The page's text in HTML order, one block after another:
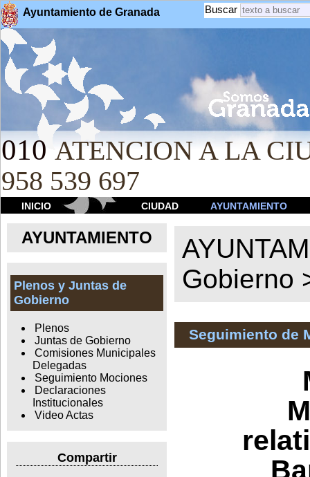
Ayuntamiento de Granada Buscar
010 ATENCION A LA
958 539 697
INICIO CIUDAD AYUNTAMIENTO
AYUNTAMIENTO
Plenos y Juntas de
Gobierno
Plenos
Juntas de Gobierno
Comisiones Municipales
Delegadas
Seguimiento Mociones
Declaraciones
Institucionales
Video Actas
Compartir
Gobierno
Seguimiento de